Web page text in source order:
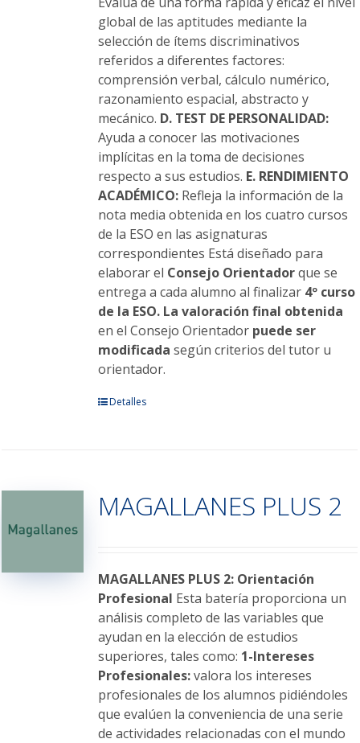
global de las aptitudes mediante la
selección de ítems discriminativos
referidos a diferentes factores:
comprensión verbal, cálculo numérico,
razonamiento espacial, abstracto y
mecánico. D. TEST DE PERSONALIDAD:
Ayuda a conocer las motivaciones
implícitas en la toma de decisiones
respecto a sus estudios. E. RENDIMIENTO
ACADÉMICO:Refleja la información de la
nota media obtenida en los cuatro cursos
de la ESO en las asignaturas
correspondientes Está diseñado para
elaborar el Consejo Orientadorque se
entrega a cada alumno al finalizar 4º curso
de la ESO. La valoración final obtenida
en el Consejo Orientador puede ser
modificada según criterios del tutor u
orientador.
Este
Las
opciones
elegir
en
la
página
de
producto
Detalles
MAGALLANES PLUS 2
MAGALLANES PLUS 2: Orientación
Profesional Esta batería proporciona un
análisis completo de las variables que
ayudan en la elección de estudios
superiores, tales como: 1-Intereses
Profesionales:valora los intereses
profesionales de los alumnos pidiéndoles
que evalúen la conveniencia de una serie
de actividades relacionadas con el mundo